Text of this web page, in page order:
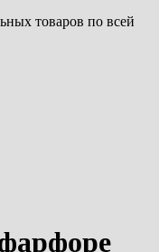
товаров по всей